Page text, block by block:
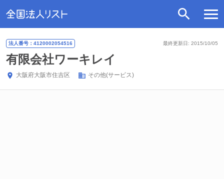
最終更新日: 2015/10/05
法人番号：4120002054516
有限会社ワーキレイ
大阪府大阪市住吉区 その他(サービス)